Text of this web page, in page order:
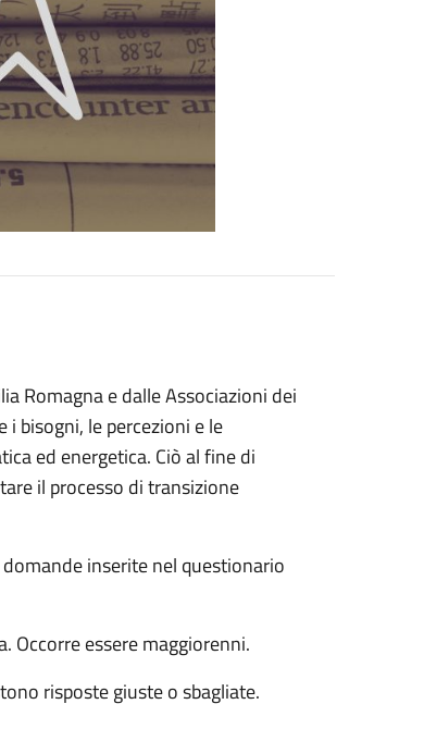
Romagna e dalle Associazioni dei
bisogni, le percezioni e le
ed energetica. Ciò al fine di
il processo di transizione
inserite nel questionario
Occorre essere maggiorenni.
risposte giuste o sbagliate.